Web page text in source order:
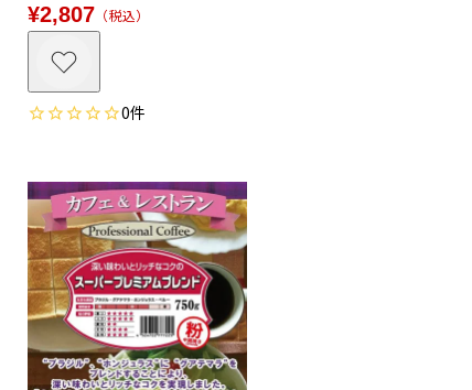
¥2,807 税込
0